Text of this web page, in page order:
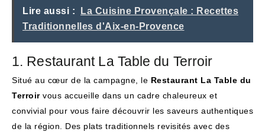
Lire aussi :
La Cuisine Provençale : Recettes
Traditionnelles d'Aix-en-Provence
1. Restaurant La Table du Terroir
Situé au cœur de la campagne, le Restaurant La Table du
Terroirvous accueille dans un cadre chaleureux et
convivial pour vous faire découvrir les saveurs authentiques
de la région. Des plats traditionnels revisités avec des